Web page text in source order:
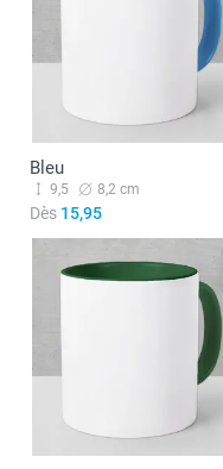
Bleu
9,5 8,2 cm
Dès 15,95